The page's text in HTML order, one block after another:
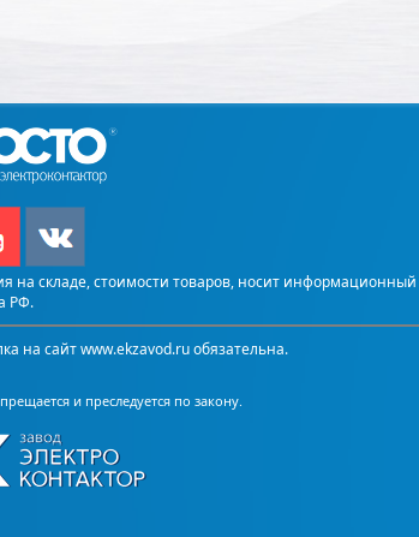
складе, стоимости товаров, носит информационный
РФ.
на сайт www.ekzavod.ru обязательна.
и преследуется по закону.